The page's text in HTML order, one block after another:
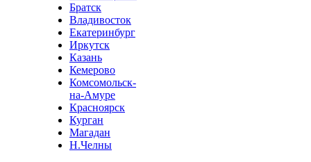
Братск
Владивосток
Екатеринбург
Иркутск
Казань
Кемерово
Комсомольск-
на-Амуре
Красноярск
Курган
Магадан
Н.Челны